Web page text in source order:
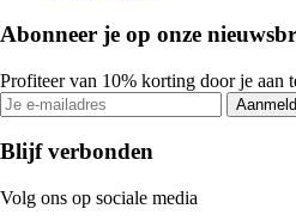
Abonneer je op onze
Profiteer van 10% korting door je aan
Blijf verbonden
Volg ons op sociale media